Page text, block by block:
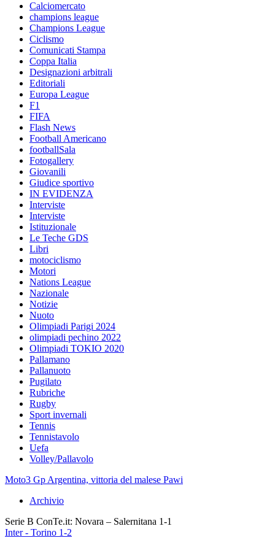
Calciomercato
champions league
Champions League
Ciclismo
Comunicati Stampa
Coppa Italia
Designazioni arbitrali
Editoriali
Europa League
F1
FIFA
Flash News
Football Americano
footballSala
Fotogallery
Giovanili
Giudice sportivo
IN EVIDENZA
Interviste
Interviste
Istituzionale
Le Teche GDS
Libri
motociclismo
Motori
Nations League
Nazionale
Notizie
Nuoto
Olimpiadi Parigi 2024
olimpiadi pechino 2022
Olimpiadi TOKIO 2020
Pallamano
Pallanuoto
Pugilato
Rubriche
Rugby
Sport invernali
Tennis
Tennistavolo
Uefa
Volley/Pallavolo
Moto3 Gp Argentina, vittoria del malese Pawi
Archivio
Serie B ConTe.it: Novara – Salernitana 1-1
Inter - Torino 1-2